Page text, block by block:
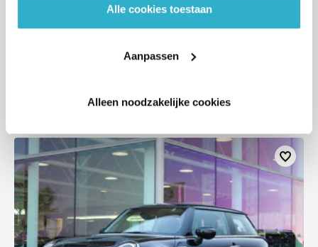
Alle cookies toestaan
Aanpassen
Alleen noodzakelijke cookies
Countryman
Cooper SE ALL4 Automaat
Bekijk details